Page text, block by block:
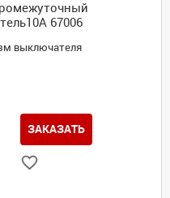
67006
выключателя
ЗАКАЗАТЬ